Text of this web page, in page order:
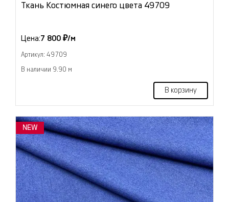
Ткань Костюмная синего цвета 49709
Цена:7 800 ₽/м
Артикул: 49709
В наличии 9.90 м
В корзину
NEW